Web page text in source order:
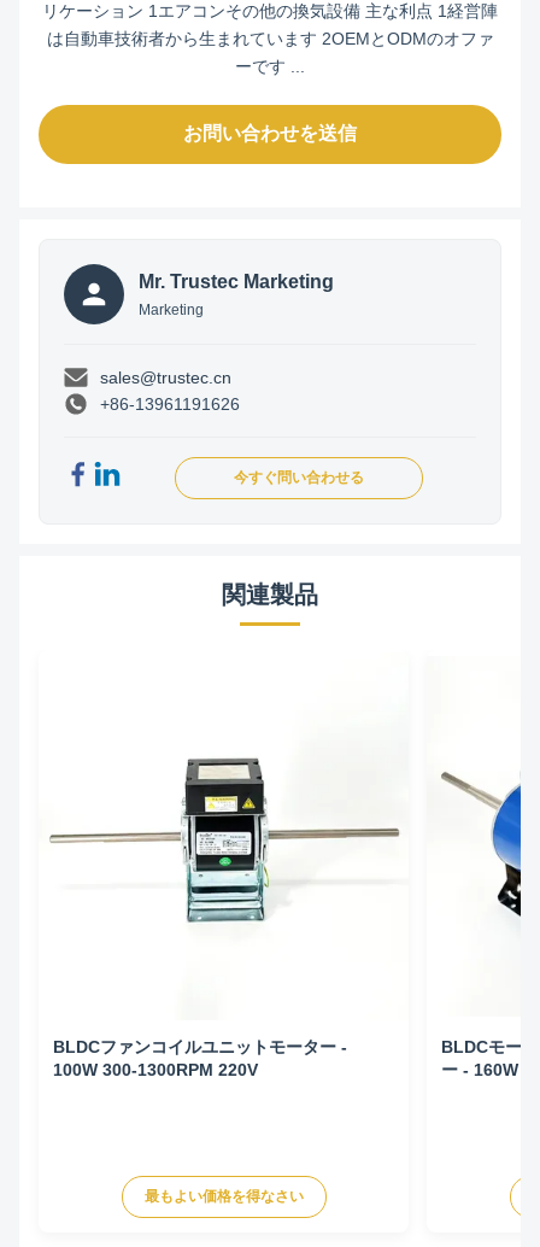
リケーション 1エアコンその他の換気設備 主な利点 1経営陣
は自動車技術者から生まれています 2OEMとODMのオファ
ーです ...
お問い合わせを送信
Mr. Trustec Marketing
Marketing
sales@trustec.cn
+86-13961191626
今すぐ問い合わせる
関連製品
BLDCファンコイルユニットモーター -
100W 300-1300RPM 220V
最もよい価格を得なさい
BLDCモー
ー - 160W